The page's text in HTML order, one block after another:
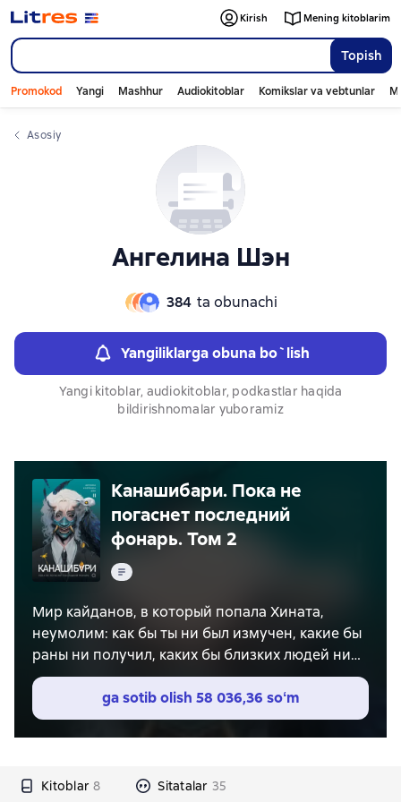
Topish
Kirish Mening kitoblarim
Promokod Yangi Mashhur Audiokitoblar Komikslar va vebtunlar
Asosiy
Ангелина Шэн
384 ta obunachi
Yangiliklarga obuna bo`lish
Yangi kitoblar, audiokitoblar, podkastlar haqida
bildirishnomalar yuboramiz
Канашибари. Пока не
погаснет последний
фонарь. Том 2
Matn
Мир кайданов, в который попала Хината,
неумолим: как бы ты ни был измучен, какие бы
раны ни получил, каких бы близких людей ни
потерял, ты обязан играть дальше. Отказ от
игры – смерть. Проигрыш – смерть. Секундная
слабость или паника – смерть. И Хината
сражается, проходя один жестокий кайдан за
подстерегает ее не в иллюзорных мирах
ga sotib olish 58 036,36 soʻm
Kitoblar 8 Sitatalar 35
Слайдер с книгами
Слайдер с книгами